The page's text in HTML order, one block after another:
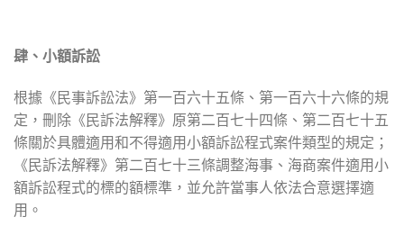
肆、小額訴訟
根據《民事訴訟法》第一百六十五條、第一百六十六條的規
定，刪除《民訴法解釋》原第二百七十四條、第二百七十五
條關於具體適用和不得適用小額訴訟程式案件類型的規定；
《民訴法解釋》第二百七十三條調整海事、海商案件適用小
額訴訟程式的標的額標準，並允許當事人依法合意選擇適
用。